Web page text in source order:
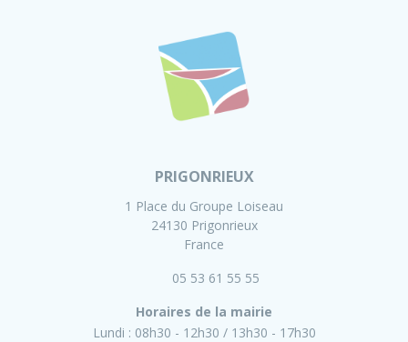
PRIGONRIEUX
1 Place du Groupe Loiseau
24130 Prigonrieux
France
05 53 61 55 55
Horaires de la mairie
Lundi : 08h30 - 12h30
13h30 - 17h30